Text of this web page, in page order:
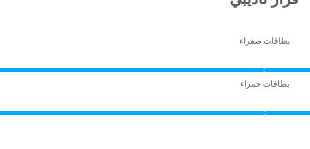
بطاقات صفراء
بطاقات حمراء